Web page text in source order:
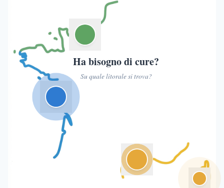
Ha bisogno di cure?
Su quale litorale si trova?